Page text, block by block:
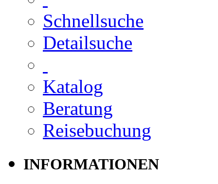
Schnellsuche
Detailsuche
Katalog
Beratung
Reisebuchung
INFORMATIONEN